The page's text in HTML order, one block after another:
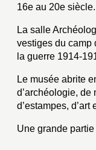
16e au 20e siècle.
La salle
vestiges du camp
la guerre 1914-
Le musée abrite
d’archéologie, de
d’estampes,
Une grande